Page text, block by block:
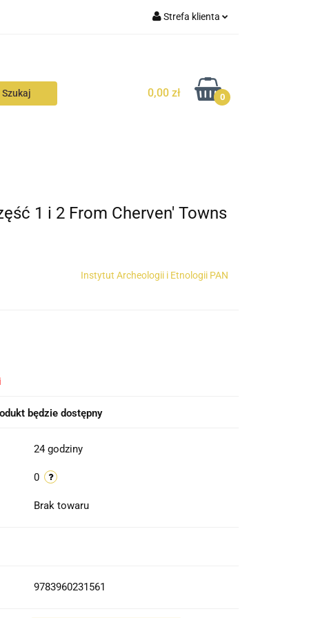
Strefa klienta
Dodaj zgłoszenie
0,00 zł 0
1 i 2 From Cherven' Towns
Instytut Archeologii i Etnologii PAN
będzie dostępny
24 godziny
0
Brak towaru
9783960231561